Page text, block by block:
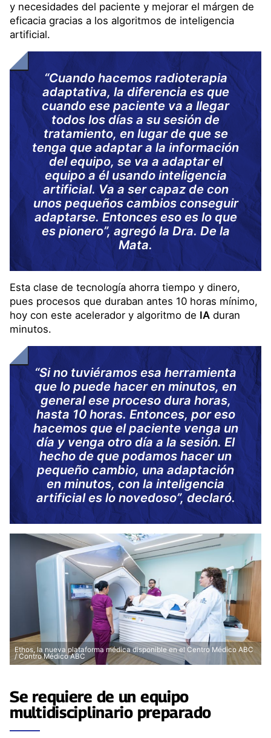
y necesidades del paciente y mejorar el márgen de
eficacia gracias a los algoritmos de inteligencia
artificial.
“Cuando hacemos radioterapia
adaptativa, la diferencia es que
cuando ese paciente va a llegar
todos los días a su sesión de
tratamiento, en lugar de que se
tenga que adaptar a la información
del equipo, se va a adaptar el
equipo a él usando inteligencia
artificial. Va a ser capaz de con
unos pequeños cambios conseguir
adaptarse. Entonces eso es lo que
es pionero”, agregó la Dra. De la
Mata.
Esta clase de tecnología ahorra tiempo y dinero,
pues procesos que duraban antes 10 horas mínimo,
hoy con este acelerador y algoritmo de IA duran
minutos.
“Si no tuviéramos esa herramienta
que lo puede hacer en minutos, en
general ese proceso dura horas,
hasta 10 horas. Entonces, por eso
hacemos que el paciente venga un
día y venga otro día a la sesión. El
hecho de que podamos hacer un
pequeño cambio, una adaptación
en minutos, con la inteligencia
artificial es lo novedoso”, declaró.
Ethos, la nueva plataforma médica disponible en el Centro Médico ABC
/ Contro Médico ABC
Se requiere de un equipo
multidisciplinario preparado